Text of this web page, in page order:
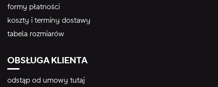
formy płatności
koszty i terminy dostawy
tabela rozmiarów
OBSŁUGA KLIENTA
odstąp od umowy tutaj